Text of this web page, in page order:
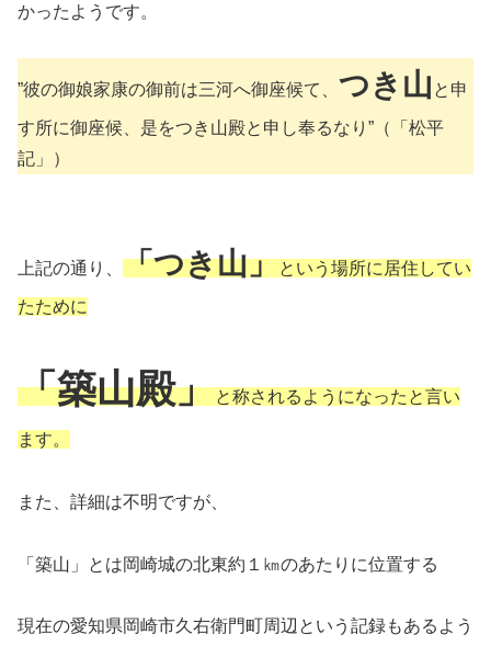
かったようです。
”彼の御娘家康の御前は三河へ御座候て、 つき山 と申
す所に御座候、是をつき山殿と申し奉るなり”（「松平
記」）
上記の通り、 「つき山」という場所に居住してい
たために
「築山殿」と称されるようになったと言い
ます。
また、詳細は不明ですが、
「築山」とは岡崎城の北東約１㎞のあたりに位置する
現在の愛知県岡崎市久右衛門町周辺という記録もあるよう